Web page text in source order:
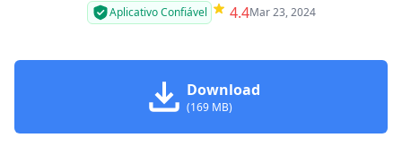
Aplicativo Confiável 4.4Mar 23, 2024
Download
(169 MB)